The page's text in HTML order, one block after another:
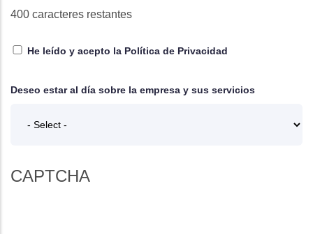
400 caracteres restantes
He leído y acepto la Política de Privacidad
Deseo estar al día sobre la empresa y sus servicios
CAPTCHA